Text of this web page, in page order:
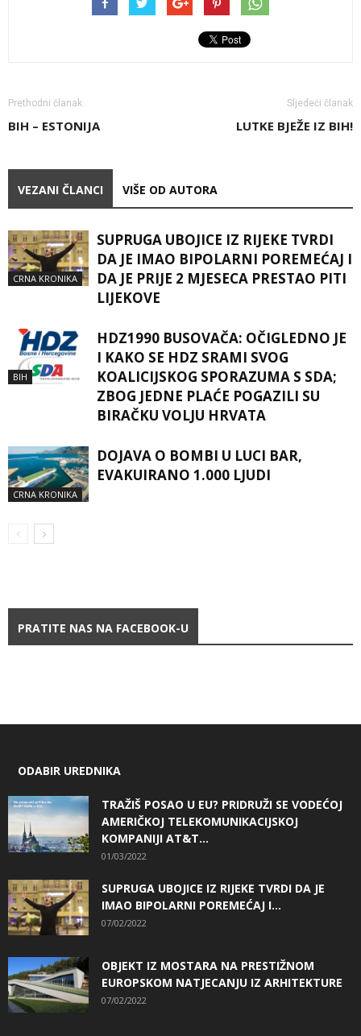
Prethodni članak
BIH – ESTONIJA
Sljedeći članak
LUTKE BJEŽE IZ BIH!
VEZANI ČLANCI VIŠE OD AUTORA
CRNA KRONIKA
SUPRUGA UBOJICE IZ RIJEKE TVRDI
DA JE IMAO BIPOLARNI POREMEĆAJ I
DA JE PRIJE 2 MJESECA PRESTAO PITI
LIJEKOVE
BIH
HDZ1990 BUSOVAČA: OČIGLEDNO JE
I KAKO SE HDZ SRAMI SVOG
KOALICIJSKOG SPORAZUMA S SDA;
ZBOG JEDNE PLAĆE POGAZILI SU
BIRAČKU VOLJU HRVATA
CRNA KRONIKA
DOJAVA O BOMBI U LUCI BAR,
EVAKUIRANO 1.000 LJUDI
PRATITE NAS NA FACEBOOK-U
ODABIR UREDNIKA
TRAŽIŠ POSAO U EU? PRIDRUŽI SE VODEĆOJ
AMERIČKOJ TELEKOMUNIKACIJSKOJ
KOMPANIJI AT&T...
01/03/2022
SUPRUGA UBOJICE IZ RIJEKE TVRDI DA JE
IMAO BIPOLARNI POREMEĆAJ I...
07/02/2022
OBJEKT IZ MOSTARA NA PRESTIŽNOM
EUROPSKOM NATJECANJU IZ ARHITEKTURE
07/02/2022